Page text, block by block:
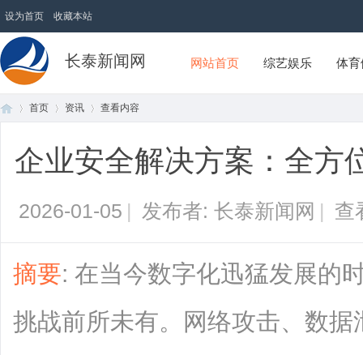
设为首页 收藏本站
长泰新闻网 网站首页 综艺娱乐 体
首页 资讯 查看内容
企业安全解决方案：全方
2026-01-05 | 发布者: 长泰新闻网 | 查
摘要: 在当今数字化迅猛发展的
挑战前所未有。网络攻击、数